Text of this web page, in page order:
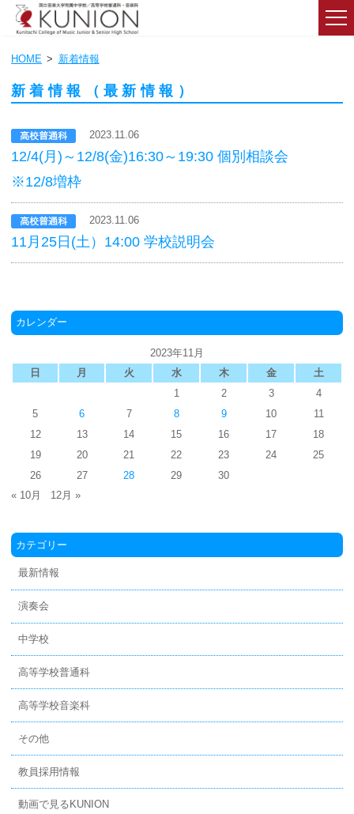
HOME 新着情報
新着情報（最新情報）
2023.11.06
12/4(月)～12/8(金)16:30～19:30 個別相談会
※12/8増枠
2023.11.06
11月25日(土）14:00 学校説明会
カレンダー
2023年11月
日
月 火 水 木 金
土
1
2 3
4
5
6 7 8 9 10
11
12
13 14 15 16 17
18
19
20 21 22 23 24
25
26
27 28 29
30
« 10月
12月 »
カテゴリー
最新情報
演奏会
中学校
高等学校普通科
高等学校音楽科
その他
教員採用情報
動画で見るKUNION